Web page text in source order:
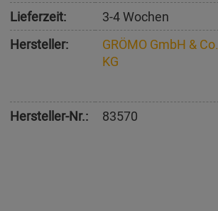
Lieferzeit:
3-4 Wochen
Hersteller:
GRÖMO GmbH & Co.
KG
Hersteller-Nr.: 83570